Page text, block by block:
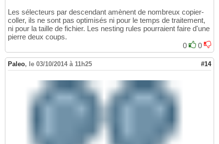
Les sélecteurs par descendant amènent de nombreux copier-
coller, ils ne sont pas optimisés ni pour le temps de traitement,
ni pour la taille de fichier. Les nesting rules pourraient faire d'une
pierre deux coups.
0
0
Paleo, le 03/10/2014 à 11h25 #14